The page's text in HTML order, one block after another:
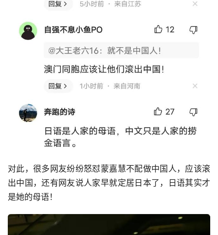
对此，很多网友纷纷怒怼蒙嘉慧不配做中国人，应该滚
出中国，还有网友说人家早就定居日本了，日语其实才
是她的母语！